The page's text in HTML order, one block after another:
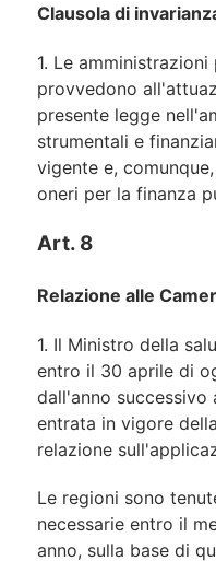
Clausola di
1. Le
provvedono
presente legge
strumentali e
vigente e,
oneri per la finanza
Art. 8
Relazione alle
1. Il Ministro della
entro il 30 aprile di
dall'anno
entrata in vigore
relazione
Le regioni sono
necessarie entro il
anno, sulla base di